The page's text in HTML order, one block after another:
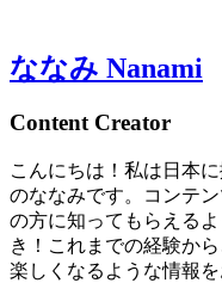
ななみ Nanami
Content Creator
こんにちは！私は日本
のななみです。コンテ
の方に知ってもらえる
き！これまでの経験か
楽しくなるような情報